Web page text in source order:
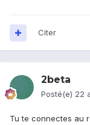
Citer
2beta
Posté(e) 22
Tu te connectes au